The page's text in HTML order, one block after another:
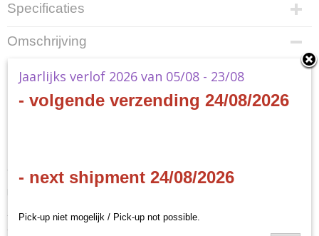
Specificaties
Productcode
SVEE-SDD06
8885021122243
Productcode leverancier
Omschrijving
Shadowverse: Evolve -
Showdown Deck -
- EN
- 1 prebuilt deck (40 main deck cards + 10 evolve deck cards)
- 1 leader card
Jaarlijks verlof 2026 van 05/08 - 23/08
- volgende verzending 24/08/2026
- next shipment 24/08/2026
Pick-up niet mogelijk / Pick-up not possible.